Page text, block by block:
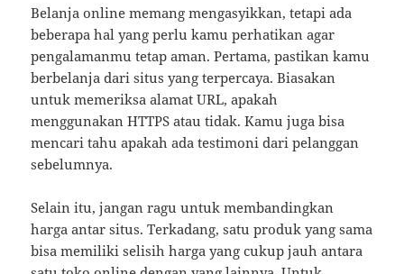
Belanja online memang mengasyikkan, tetapi ada
beberapa hal yang perlu kamu perhatikan agar
pengalamanmu tetap aman. Pertama, pastikan kamu
berbelanja dari situs yang terpercaya. Biasakan
untuk memeriksa alamat URL, apakah
menggunakan HTTPS atau tidak. Kamu juga bisa
mencari tahu apakah ada testimoni dari pelanggan
sebelumnya.
Selain itu, jangan ragu untuk membandingkan
harga antar situs. Terkadang, satu produk yang sama
bisa memiliki selisih harga yang cukup jauh antara